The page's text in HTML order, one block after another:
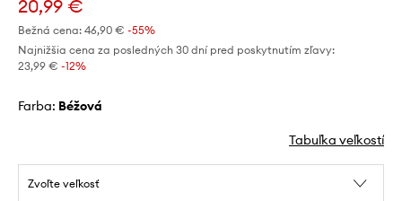
20,99 €
Bežná cena: 46,90 € -55%
Najnižšia cena za posledných 30 dní pred poskytnutím zľavy:
23,99 € -12%
Farba: béžová
Tabuľka veľkostí
Zvoľte veľkosť